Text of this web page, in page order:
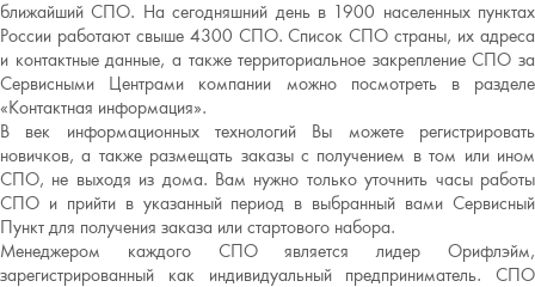
ближайший СПО. На сегодняшний день в 1900 населенных пунктах
России работают свыше 4300 СПО. Список СПО страны, их адреса
и контактные данные, а также территориальное закрепление СПО за
Сервисными Центрами компании можно посмотреть в разделе
«Контактная информация».
В век информационных технологий Вы можете регистрировать
новичков, а также размещать заказы с получением в том или ином
СПО, не выходя из дома. Вам нужно только уточнить часы работы
СПО и прийти в указанный период в выбранный вами Сервисный
Пункт для получения заказа или стартового набора.
Менеджером каждого СПО является лидер Орифлэйм,
зарегистрированный как индивидуальный предприниматель. СПО